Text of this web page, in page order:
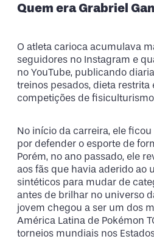
Quem era Grabriel
O atleta carioca acumulava
seguidores no Instagram e
no YouTube, publicando
treinos pesados, dieta restrita
competições de
No início da carreira, ele
por defender o esporte de
Porém, no ano passado, ele
aos fãs que havia aderido ao
sintéticos para mudar de
antes de brilhar no universo
jovem chegou a ser um dos
América Latina de Pokémon
torneios mundiais nos